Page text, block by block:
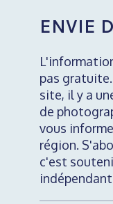
ENVIE
pas
site, il y a
de
vous
région.
c'est